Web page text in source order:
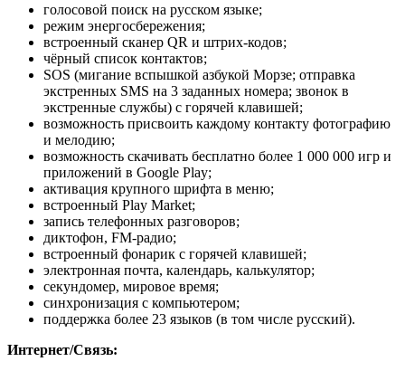
голосовой поиск на русском языке;
режим энергосбережения;
встроенный сканер QR и штрих-кодов;
чёрный список контактов;
SOS (мигание вспышкой азбукой Морзе; отправка
экстренных SMS на 3 заданных номера; звонок в
экстренные службы) с горячей клавишей;
возможность присвоить каждому контакту фотографию
и мелодию;
возможность скачивать бесплатно более 1 000 000 игр и
приложений в Google Play;
активация крупного шрифта в меню;
встроенный Play Market;
запись телефонных разговоров;
диктофон, FM-радио;
встроенный фонарик с горячей клавишей;
электронная почта, календарь, калькулятор;
секундомер, мировое время;
синхронизация с компьютером;
поддержка более 23 языков (в том числе русский).
Интернет/Связь: